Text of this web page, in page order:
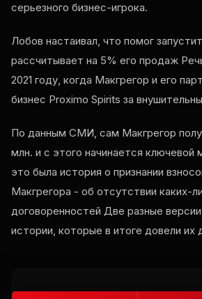
серьезного бизнес-игрока.
Лобов настаивал, что помог
рассчитывает на 5% его продаж
2021 году, когда Макгрегор и его
бизнес Proximo Spirits за
По данным СМИ, сам Макгрегор
млн. и с этого начинается
это была история о признании
Макгрегора - об отсутствии каких-
договоренностей Две разные
истории, которые в итоге довели их